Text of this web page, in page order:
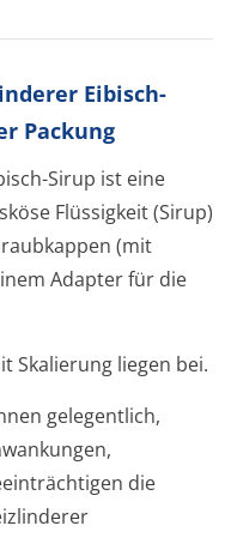
Eibisch-
Packung
Sirup ist eine
Flüssigkeit (Sirup)
(mit
Adapter für die
Skalierung liegen bei.
gelegentlich,
die